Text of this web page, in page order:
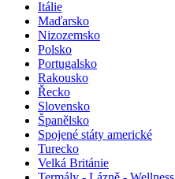
Itálie
Maďarsko
Nizozemsko
Polsko
Portugalsko
Rakousko
Řecko
Slovensko
Španělsko
Spojené státy americké
Turecko
Velká Británie